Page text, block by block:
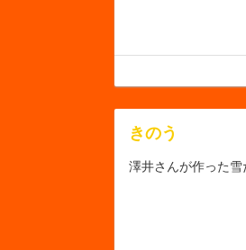
きのう
澤井さんが作った雪